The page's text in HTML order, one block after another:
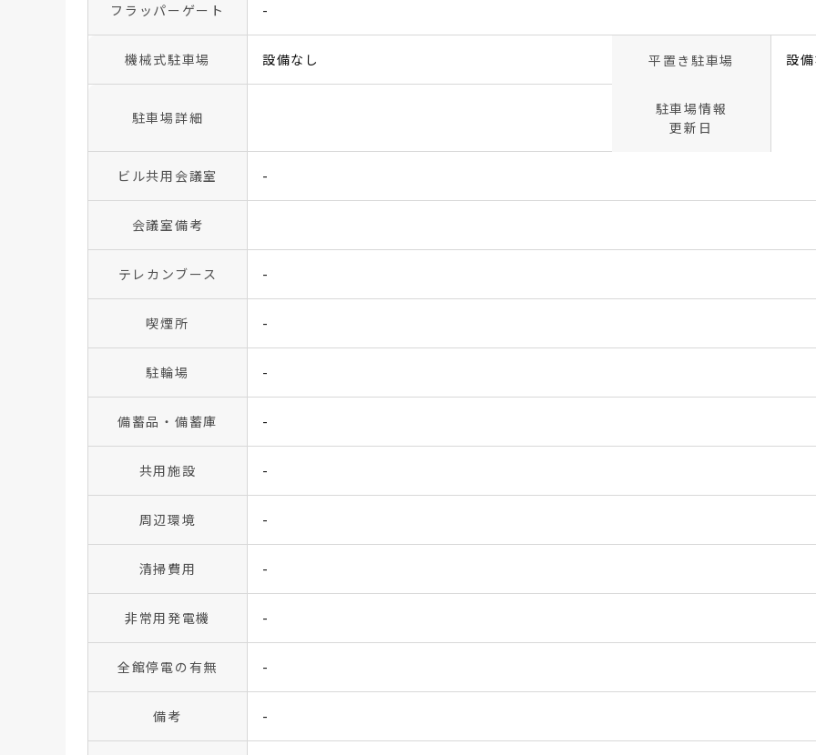
フラッパーゲート -
機械式駐車場 設備なし 平置き駐車場 設
駐車場詳細
駐車場情報
更新日
ビル共用会議室 -
会議室備考
テレカンブース -
喫煙所 -
駐輪場 -
備蓄品・備蓄庫 -
共用施設 -
周辺環境 -
清掃費用 -
非常用発電機 -
全館停電の有無 -
備考 -